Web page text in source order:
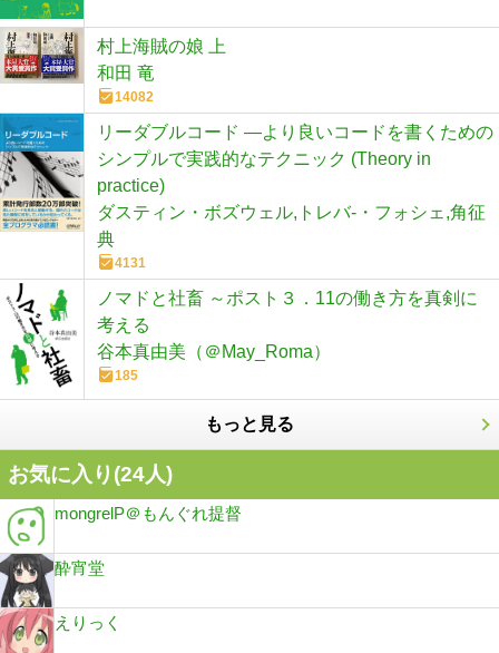
村上海賊の娘 上
和田 竜
14082
リーダブルコード ―より良いコードを書くための
シンプルで実践的なテクニック (Theory in
practice)
ダスティン・ボズウェル,トレバ-・フォシェ,角征
典
4131
ノマドと社畜 ～ポスト３．11の働き方を真剣に
考える
谷本真由美（＠May_Roma）
185
もっと見る
お気に入り(24人)
mongrelP＠もんぐれ提督
酔宵堂
えりっく